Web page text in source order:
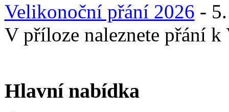
Velikonoční přání 2026 -
V příloze naleznete přání
Hlavní nabídka